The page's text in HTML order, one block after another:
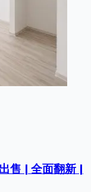
售 | 全面翻新 |